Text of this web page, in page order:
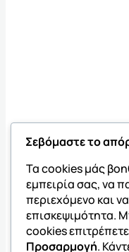
Σεβόμαστε το
Τα cookies μάς
εμπειρία σας, να
περιεχόμενο και
επισκεψιμότητα.
cookies
Προσαρμογή.